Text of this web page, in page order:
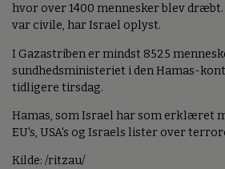
hvor over 1400 mennesker blev
var civile, har Israel oplyst.
I Gazastriben er mindst 8525
sundhedsministeriet i den Hamas-
tidligere tirsdag.
Hamas, som Israel har som erklæret
EU's, USA's og Israels lister over
Kilde: /ritzau/